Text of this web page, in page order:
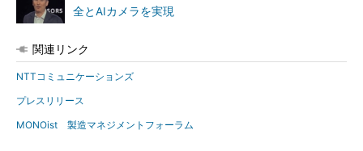
全とAIカメラを実現
関連リンク
NTTコミュニケーションズ
プレスリリース
MONOist 製造マネジメントフォーラム